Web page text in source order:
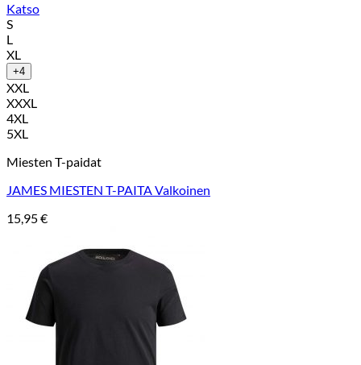
Katso
S
L
XL
+4
XXL
XXXL
4XL
5XL
Miesten T-paidat
JAMES MIESTEN T-PAITA Valkoinen
15,95€